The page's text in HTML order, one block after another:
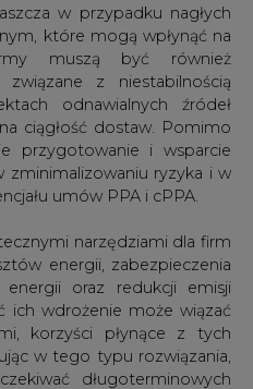
w przypadku nagłych
które mogą wpłynąć na
muszą być również
z niestabilnością
odnawialnych źródeł
ciągłość dostaw. Pomimo
przygotowanie i wsparcie
ryzyka i w
umów PPA i cPPA.
narzędziami dla firm
energii, zabezpieczenia
oraz redukcji emisji
ich wdrożenie może wiązać
korzyści płynące z tych
w tego typu rozwiązania,
długoterminowych